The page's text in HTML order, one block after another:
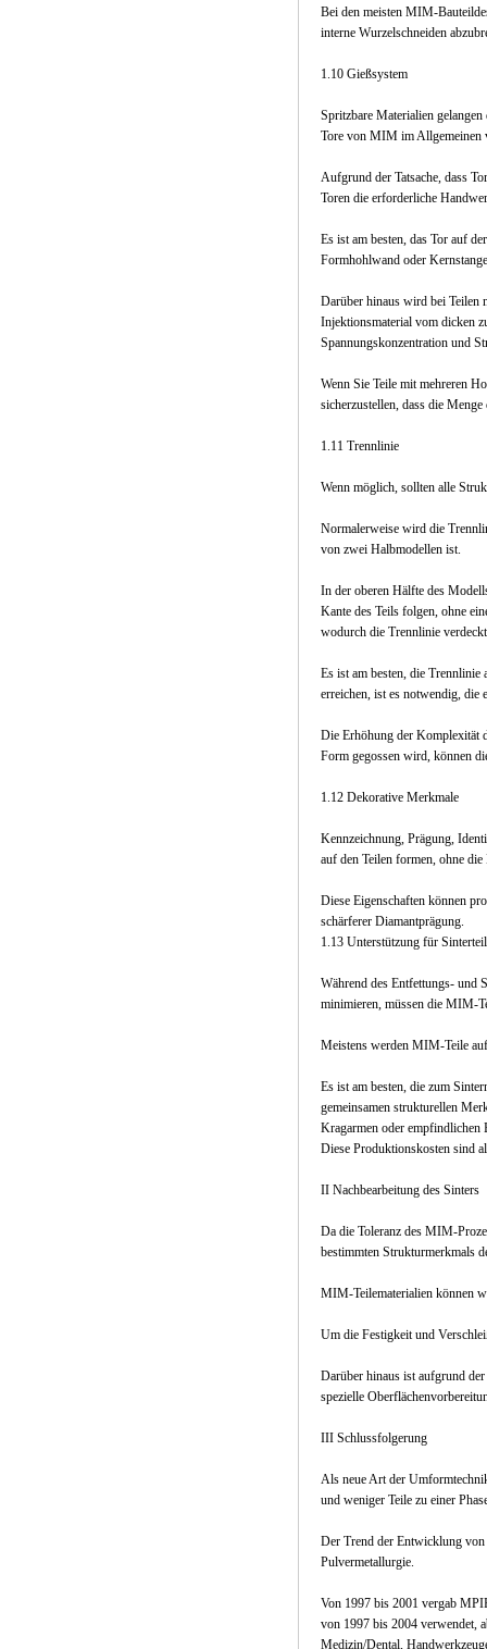
Bei den meisten MIM-
interne Wurzelschneiden
1.10 Gießsystem
Spritzbare Materialien
Tore von MIM im Allgemeinen
Aufgrund der Tatsache, dass
Toren die erforderliche
Es ist am besten, das Tor auf
Formhohlwand oder
Darüber hinaus wird bei Teilen
Injektionsmaterial vom dicken
Spannungskonzentration und
Wenn Sie Teile mit mehreren
sicherzustellen, dass die
1.11 Trennlinie
Wenn möglich, sollten alle
Normalerweise wird die
von zwei Halbmodellen ist.
In der oberen Hälfte des
Kante des Teils folgen, ohne
wodurch die Trennlinie
Es ist am besten, die Trennlinie
erreichen, ist es notwendig, die
Die Erhöhung der Komplexität
Form gegossen wird, können
1.12 Dekorative Merkmale
Kennzeichnung, Prägung,
auf den Teilen formen, ohne
Diese Eigenschaften können
schärferer Diamantprägung.
1.13 Unterstützung für
Während des Entfettungs- und
minimieren, müssen die MIM-
Meistens werden MIM-Teile
Es ist am besten, die zum
gemeinsamen strukturellen
Kragarmen oder empfindlichen
Diese Produktionskosten sind
II Nachbearbeitung des Sinters
Da die Toleranz des MIM-
bestimmten Strukturmerkmals
MIM-Teilematerialien können
Um die Festigkeit und
Darüber hinaus ist aufgrund
spezielle
III Schlussfolgerung
Als neue Art der
und weniger Teile zu einer
Der Trend der Entwicklung
Pulvermetallurgie.
Von 1997 bis 2001 vergab
von 1997 bis 2004 verwendet,
Medizin/Dental,